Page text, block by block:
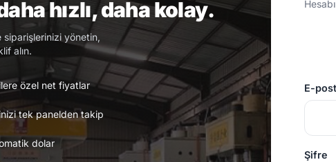
hızlı, daha kolay.
siparişlerinizi yönetin,
alın.
özel net fiyatlar
tek panelden takip
dolar
E-
Şifre